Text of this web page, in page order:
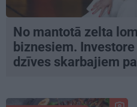
No mantotā zelta
biznesiem.
dzīves skarbajiem